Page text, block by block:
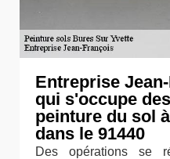
Entreprise
qui s'occupe
peinture du sol
dans le 91440
Des opérations se